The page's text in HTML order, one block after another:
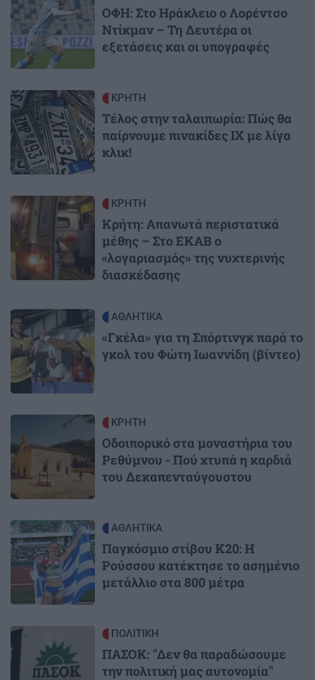
ΟΦΗ: Στο Ηράκλειο ο Λορέντσο
Ντίκμαν – Τη Δευτέρα οι
εξετάσεις και οι υπογραφές
Image ΚΡΗΤΗ
Τέλος στην ταλαιπωρία: Πώς θα
παίρνουμε πινακίδες ΙΧ με λίγα
κλικ!
Image ΚΡΗΤΗ
Κρήτη: Απανωτά περιστατικά
μέθης – Στο ΕΚΑΒ ο
«λογαριασμός» της νυχτερινής
διασκέδασης
Image ΑΘΛΗΤΙΚΑ
«Γκέλα» για τη Σπόρτινγκ παρά το
γκολ του Φώτη Ιωαννίδη (βίντεο)
ΚΡΗΤΗ
Οδοιπορικό στα μοναστήρια του
Ρεθύμνου - Πού χτυπά η καρδιά
του Δεκαπενταύγουστου
Image ΑΘΛΗΤΙΚΑ
Παγκόσμιο στίβου Κ20: Η
Ρούσσου κατέκτησε το ασημένιο
μετάλλιο στα 800 μέτρα
Image ΠΟΛΙΤΙΚΗ
ΠΑΣΟΚ: "Δεν θα παραδώσουμε
την πολιτική μας αυτονομία"